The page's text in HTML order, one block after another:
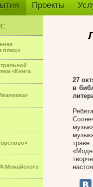
Проекты
плюс»
«Книга
27
в
траве